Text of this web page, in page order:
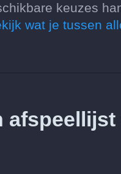
keuzes
wat je tussen